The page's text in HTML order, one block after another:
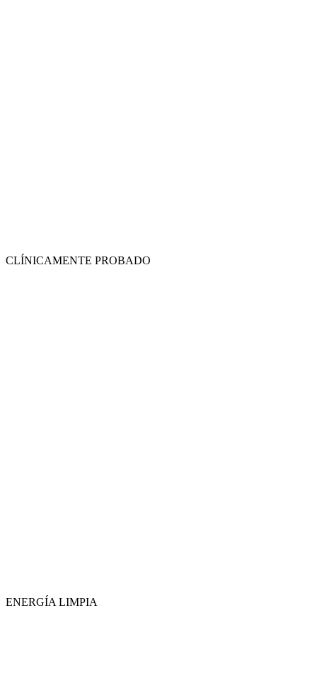
CLÍNICAMENTE PROBADO
ENERGÍA LIMPIA